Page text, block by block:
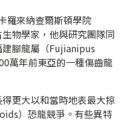
羅來納查爾斯頓學院
物學家，他與研究團隊同
腳龍屬（Fujianipus
萬年前東亞的一種傷齒龍
更大以和當時地表最大掠
）恐龍競爭。有些異特